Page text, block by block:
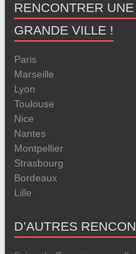
RENCONTRER
GRANDE VILLE !
Paris
Marseille
Lyon
Toulouse
Nice
Nantes
Montpellier
Strasbourg
Bordeaux
Lille
D’AUTRES